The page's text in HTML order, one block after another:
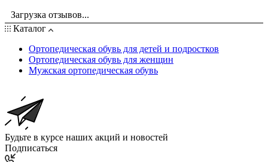
Загрузка отзывов...
Каталог
Ортопедическая обувь для детей и подростков
Ортопедическая обувь для женщин
Мужская ортопедическая обувь
Будьте в курсе наших акций и новостей
Подписаться